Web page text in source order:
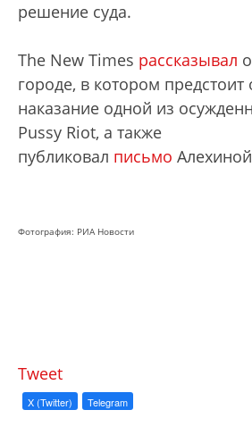
решение суда.
The New Times рассказывал
городе, в котором предстоит
наказание одной из
Pussy Riot, а также
публиковал письмо
Фотография: РИА Новости
Tweet
X (Twitter) Telegram